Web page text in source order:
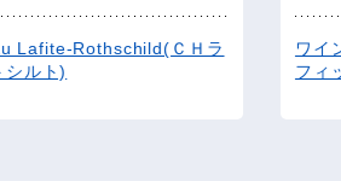
Lafite-Rothschild(ＣＨラ
シルト)
ワイ
フィ